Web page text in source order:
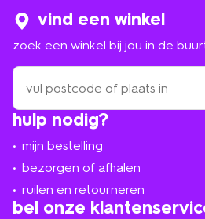
hulp nodig?
mijn bestelling
bezorgen of afhalen
ruilen en retourneren
bel onze
vind een winkel
zoek een winkel bij jou in de
zoek
een
winkel
bij
in
de
buurt